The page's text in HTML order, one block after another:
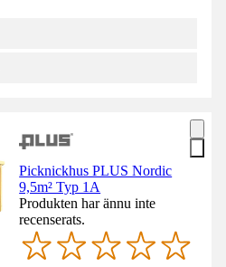
Picknickhus PLUS Nordic
9,5m² Typ 1A
Produkten har ännu inte
recenserats.